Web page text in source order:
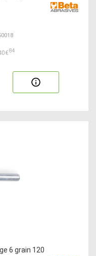
84
6 grain 120